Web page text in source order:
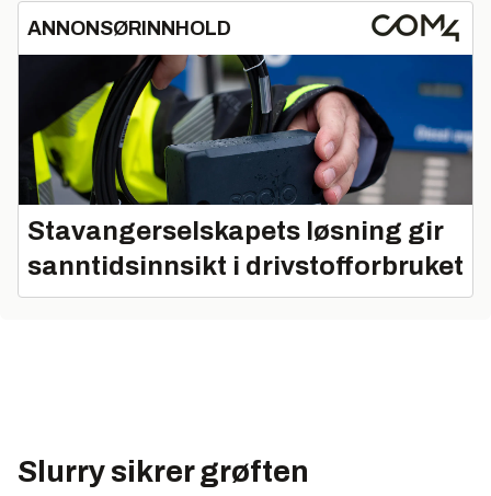
ANNONSØRINNHOLD
Stavangerselskapets løsning gir
sanntidsinnsikt i drivstofforbruket
Slurry sikrer grøften